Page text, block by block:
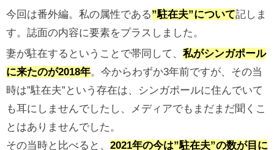
今回は番外編。私の属性である”駐在夫”について記しま
す。誌面の内容に要素をプラスしました。
妻が駐在するということで帯同して、 私がシンガポール
に来たのが2018年。今からわずか3年前ですが、その当
時は”駐在夫”という存在は、シンガポールに住んでいて
も耳にしませんでしたし、メディアでもまだまだ聞くこ
とはありませんでした。
その当時と比べると、 2021年の今は”駐在夫”の数が目に